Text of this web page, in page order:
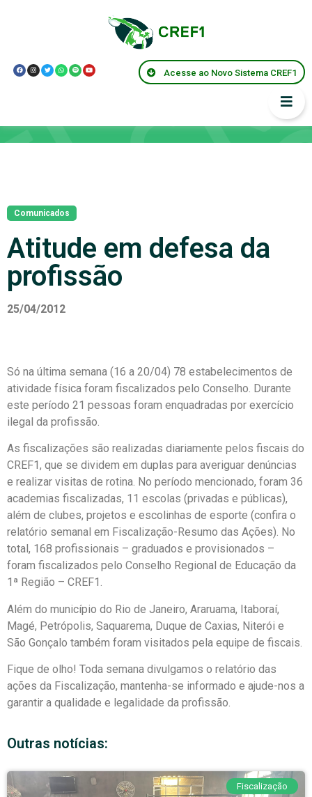
Acesse ao Novo Sistema CREF1
Comunicados
Atitude em defesa da
profissão
25/04/2012
Só na última semana (16 a 20/04) 78 estabelecimentos de
atividade física foram fiscalizados pelo Conselho. Durante
este período 21 pessoas foram enquadradas por exercício
ilegal da profissão.
As fiscalizações são realizadas diariamente pelos fiscais do
CREF1, que se dividem em duplas para averiguar denúncias
e realizar visitas de rotina. No período mencionado, foram 36
academias fiscalizadas, 11 escolas (privadas e públicas),
além de clubes, projetos e escolinhas de esporte (confira o
relatório semanal em Fiscalização-Resumo das Ações). No
total, 168 profissionais – graduados e provisionados –
foram fiscalizados pelo Conselho Regional de Educação da
1ª Região – CREF1.
Além do município do Rio de Janeiro, Araruama, Itaboraí,
Magé, Petrópolis, Saquarema, Duque de Caxias, Niterói e
São Gonçalo também foram visitados pela equipe de fiscais.
Fique de olho! Toda semana divulgamos o relatório das
ações da Fiscalização, mantenha-se informado e ajude-nos a
garantir a qualidade e legalidade da profissão.
Outras notícias:
Fiscalização